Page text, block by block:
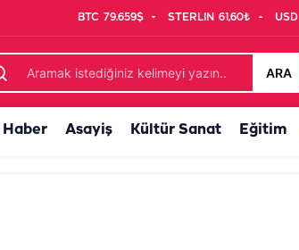
BTC 79.659$ STERLIN 61,60₺ USD
ARA
Haber Asayiş Kültür Sanat Eğitim
yakalandı